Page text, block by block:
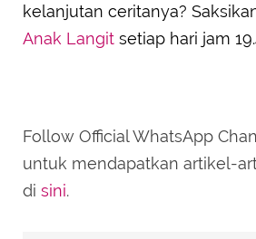
kelanjutan ceritanya?
Anak Langit setiap hari jam
Follow Official WhatsApp
untuk mendapatkan artikel-
di sini.